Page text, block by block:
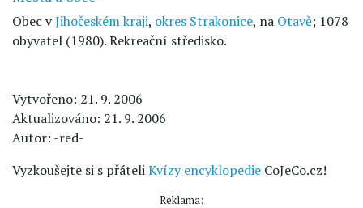
Obec vJihočeském kraji, okres Strakonice, na Otavě; 1078
obyvatel (1980). Rekreační středisko.
Vytvořeno: 21. 9. 2006
Aktualizováno: 21. 9. 2006
Autor: -red-
Vyzkoušejte si s přáteliKvízy encyklopedie CoJeCo.cz!
Reklama: